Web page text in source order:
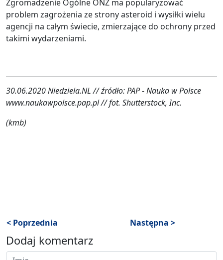
Zgromadzenie Ogólne ONZ ma popularyzować
problem zagrożenia ze strony asteroid i wysiłki wielu
agencji na całym świecie, zmierzające do ochrony przed
takimi wydarzeniami.
30.06.2020 Niedziela.NL // źródło: PAP - Nauka w Polsce
www.naukawpolsce.pap.pl // fot. Shutterstock, Inc.
(kmb)
< Poprzednia Następna >
Dodaj komentarz